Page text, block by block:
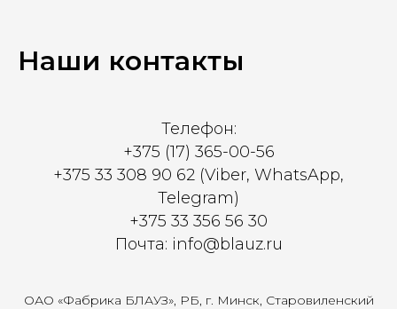
Наши контакты
Телефон:
+375 (17) 365-00-56
+375 33 308 90 62 (Viber, WhatsApp,
Telegram)
+375 33 356 56 30
Почта: info@blauz.ru
ОАО «Фабрика БЛАУЗ», РБ, г. Минск, Старовиленский